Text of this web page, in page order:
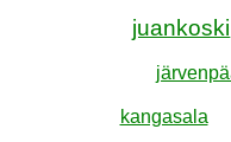
juankoski
kangasala